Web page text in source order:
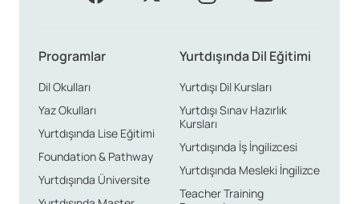
Programlar
Dil Okulları
Yaz Okulları
Yurtdışında Lise Eğitimi
Foundation & Pathway
Yurtdışında Üniversite
Yurtdışında Dil Eğitimi
Yurtdışı Dil Kursları
Yurtdışı Sınav Hazırlık
Kursları
Yurtdışında İş İngilizcesi
Yurtdışında Mesleki İngilizce
Teacher Training